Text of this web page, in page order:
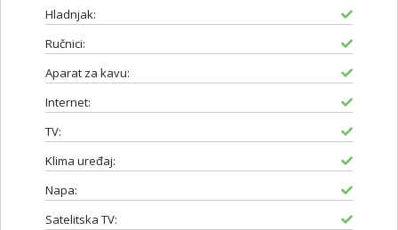
Hladnjak:
Ručnici:
Aparat za kavu:
Internet:
TV:
Klima uređaj:
Napa:
Satelitska TV: